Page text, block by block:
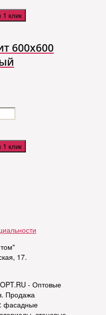
1 клик
600х600
1 клик
17.
- Оптовые
Продажа
фасадные